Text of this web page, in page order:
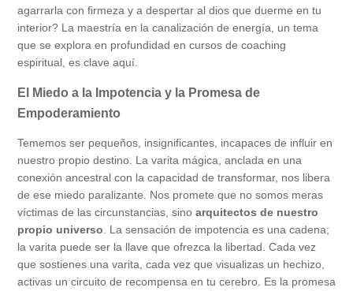
agarrarla con firmeza y a despertar al dios que duerme en tu
interior? La maestría en la canalización de energía, un tema
que se explora en profundidad en cursos de coaching
espiritual, es clave aquí.
El Miedo a la Impotencia y la Promesa de
Empoderamiento
Tememos ser pequeños, insignificantes, incapaces de influir en
nuestro propio destino. La varita mágica, anclada en una
conexión ancestral con la capacidad de transformar, nos libera
de ese miedo paralizante. Nos promete que no somos meras
víctimas de las circunstancias, sino arquitectos de nuestro
propio universo . La sensación de impotencia es una cadena;
la varita puede ser la llave que ofrezca la libertad. Cada vez
que sostienes una varita, cada vez que visualizas un hechizo,
activas un circuito de recompensa en tu cerebro. Es la promesa